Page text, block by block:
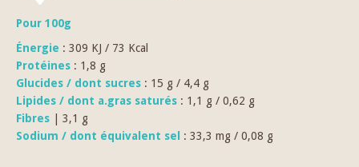
Pour 100g
Énergie : 309 KJ / 73 Kcal
Protéines : 1,8 g
Glucides / dont sucres : 15 g / 4,4 g
Lipides / dont a.gras saturés : 1,1 g / 0,62 g
Fibres | 3,1 g
Sodium / dont équivalent sel
: 33,3 mg / 0,08 g